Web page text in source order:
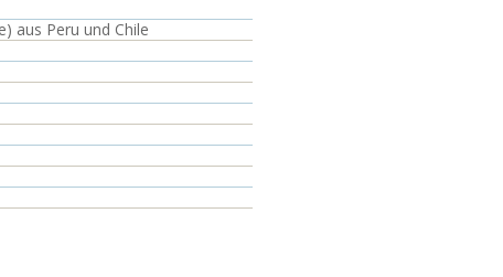
aus Peru und Chile